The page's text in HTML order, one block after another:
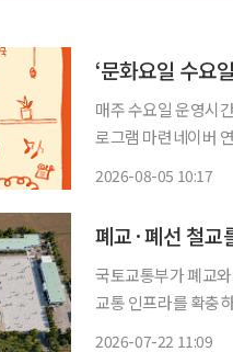
‘문화요일 수
매주 수요일 운영시
로그램 마련네이버 연계해 참
2026-08-05 10:17
폐교·폐선 철
국토교통부가 폐교
교통 인프라를 확충하는
2026-07-22 11:09